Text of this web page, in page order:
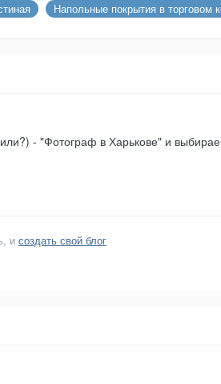
Напольные покрытия в торговом
- "Фотограф в Харькове" и
и создать свой блог